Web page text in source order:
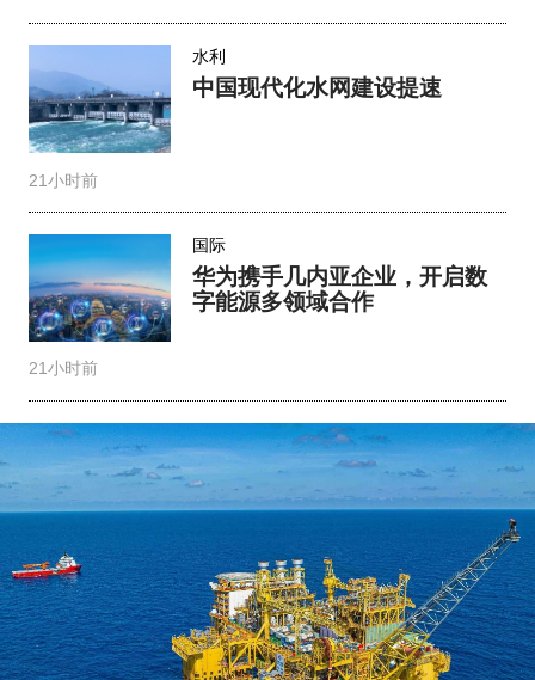
水利
中国现代化水网建设提速
21小时前
国际
华为携手几内亚企业，开启数
字能源多领域合作
21小时前